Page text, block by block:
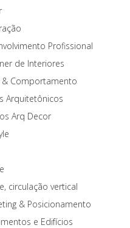
Profissional
de Interiores
& Comportamento
Arquitetônicos
Arq Decor
circulação vertical
& Posicionamento
e Edifícios